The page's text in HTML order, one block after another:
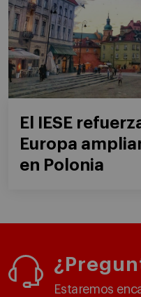
El IESE
Europa
en Polonia
Estaremos